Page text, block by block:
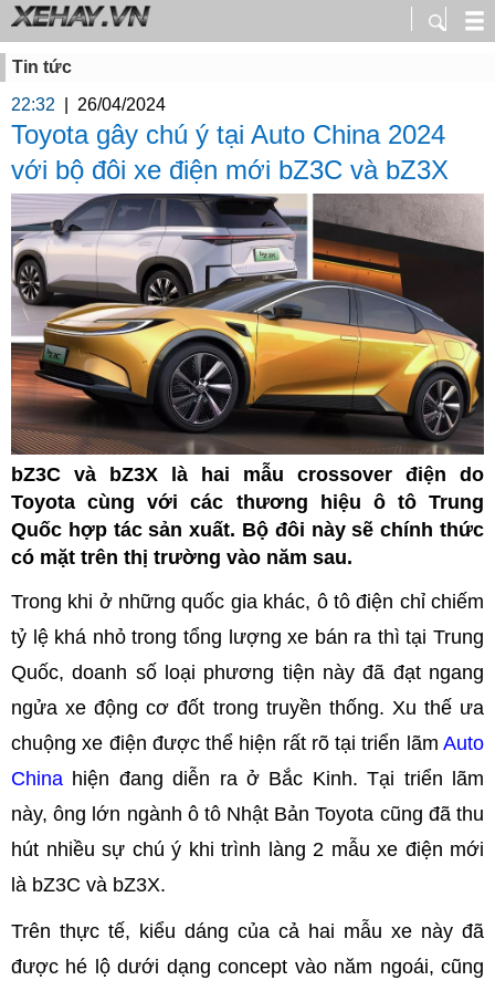
Tin tức
22:32
26/04/2024
Toyota gây chú ý tại Auto China 2024
với bộ đôi xe điện mới bZ3C và bZ3X
bZ3C và bZ3X là hai mẫu crossover điện do
Toyota cùng với các thương hiệu ô tô Trung
Quốc hợp tác sản xuất. Bộ đôi này sẽ chính thức
có mặt trên thị trường vào năm sau.
Trong khi ở những quốc gia khác, ô tô điện chỉ chiếm
tỷ lệ khá nhỏ trong tổng lượng xe bán ra thì tại Trung
Quốc, doanh số loại phương tiện này đã đạt ngang
ngửa xe động cơ đốt trong truyền thống. Xu thế ưa
chuộng xe điện được thể hiện rất rõ tại triển lãm Auto
China hiện đang diễn ra ở Bắc Kinh. Tại triển lãm
này, ông lớn ngành ô tô Nhật Bản Toyota cũng đã thu
hút nhiều sự chú ý khi trình làng 2 mẫu xe điện mới
là bZ3C và bZ3X.
Trên thực tế, kiểu dáng của cả hai mẫu xe này đã
được hé lộ dưới dạng concept vào năm ngoái, cũng